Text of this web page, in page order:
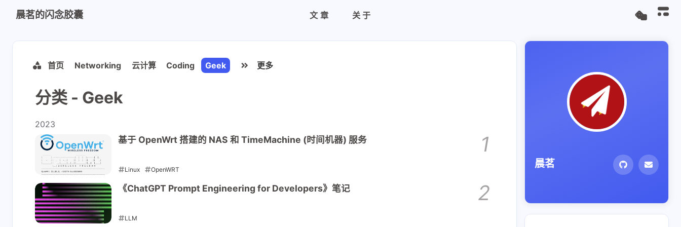
晨茗的闪念胶囊 文章 关于
首页 Networking 云计算 Coding Geek 更多
分类 - Geek
2023
基于 OpenWrt 搭建的 NAS 和 TimeMachine (时间机器) 服务 1
Linux OpenWRT
2023-07-04
《ChatGPT Prompt Engineering for Developers》笔记 2
LLM
晨茗